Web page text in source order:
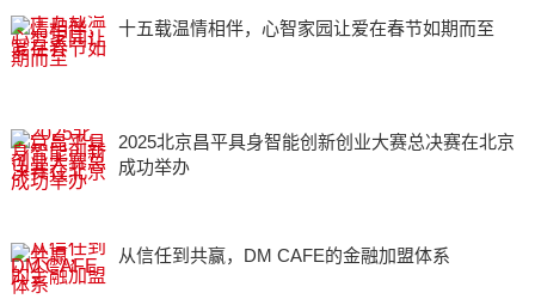
十五载温情相伴，心智家园让爱在春节如期而至
2025北京昌平具身智能创新创业大赛总决赛在北京
成功举办
从信任到共赢，DM CAFE的金融加盟体系